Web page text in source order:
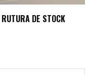
DE STOCK